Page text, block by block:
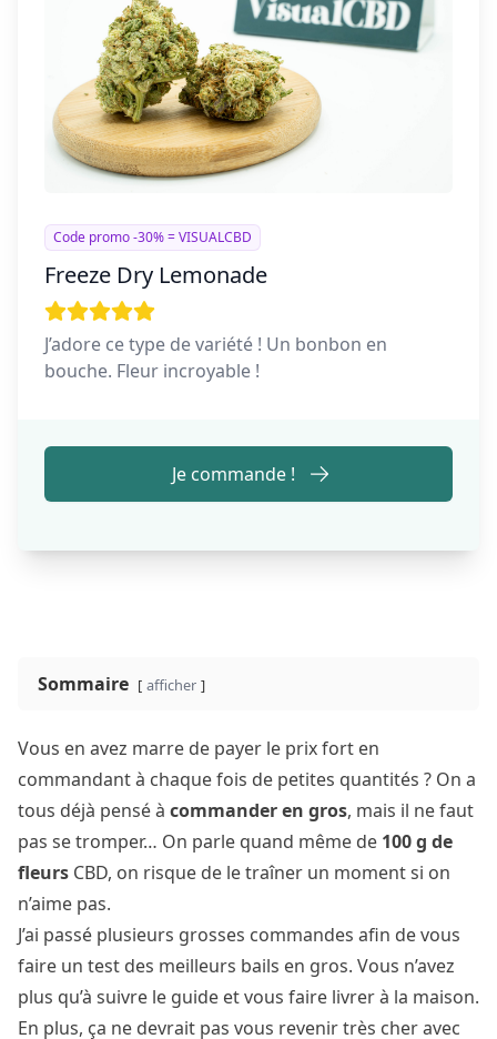
Code promo -30% = VISUALCBD
Freeze Dry Lemonade
J’adore ce type de variété ! Un bonbon en
bouche. Fleur incroyable !
Je commande !
Sommaire afficher
Vous en avez marre de payer le prix fort en
commandant à chaque fois de petites quantités ? On a
tous déjà pensé à commander en gros, mais il ne faut
pas se tromper… On parle quand même de 100 g de
fleurs CBD, on risque de le traîner un moment si on
n’aime pas.
J’ai passé plusieurs grosses commandes afin de vous
faire un test des meilleurs bails en gros. Vous n’avez
plus qu’à suivre le guide et vous faire livrer à la maison.
En plus, ça ne devrait pas vous revenir très cher avec